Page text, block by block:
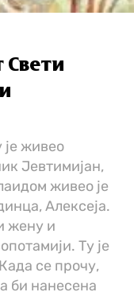
Свети
је живео
Јевтимијан,
живео је
Алексеја.
жену и
Ту је
се прочу,
би нанесена